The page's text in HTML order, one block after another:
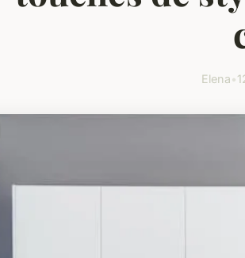
Elena•